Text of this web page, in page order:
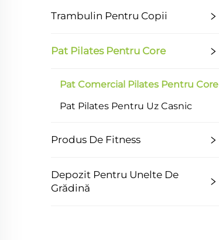
Trambulin Pentru Copii
Pat Pilates Pentru Core
Pat Comercial Pilates Pentru Core
Pat Pilates Pentru Uz Casnic
Produs De Fitness
Depozit Pentru Unelte De
Grădină